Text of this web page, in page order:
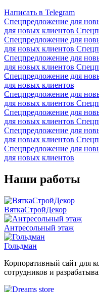
Написать в Telegram
Спецпредложение для
для новых клиентов
Спецпредложение для
для новых клиентов
Спецпредложение для
для новых клиентов
Спецпредложение для
для новых клиентов
Спецпредложение для
для новых клиентов
Спецпредложение для
для новых клиентов
Спецпредложение для
для новых клиентов
Спецпредложение для
для новых клиентов
Наши работы
ВяткаСтройДекор
Антресольный этаж
Гольдман
Корпоративный сайт для
сотрудников и